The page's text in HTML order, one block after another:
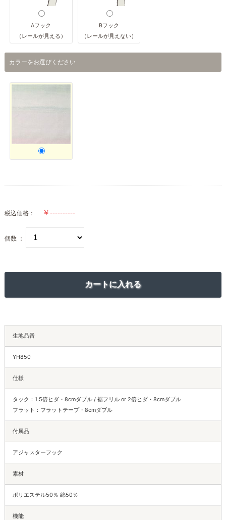
Aフック
（レールが見える）
Bフック
（レールが見えない）
カラーをお選びください
税込価格：
個数 ：
生地品番
YH850
仕様
タック：1.5倍ヒダ・8cmダブル / 裾フリル or 2倍ヒダ・8cmダブル
フラット：フラットテープ・8cmダブル
付属品
アジャスターフック
素材
ポリエステル50％ 綿50％
機能